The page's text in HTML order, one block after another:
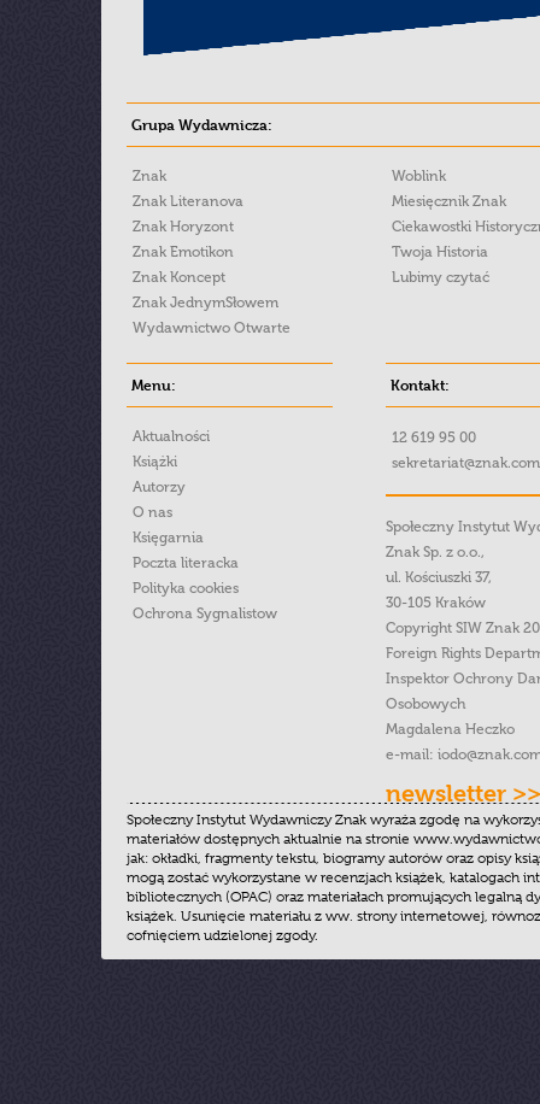
Grupa Wydawnicza:
Znak
Znak Literanova
Znak Horyzont
Znak Emotikon
Znak Koncept
Znak JednymSłowem
Wydawnictwo Otwarte
Woblink
Miesięcznik Znak
Ciekawostki
Twoja Historia
Lubimy czytać
Menu:
Aktualności
Książki
Autorzy
O nas
Księgarnia
Poczta literacka
Polityka cookies
Ochrona Sygnalistow
Kontakt:
12 619 95 00
Społeczny Instytut
Znak Sp. z o.o.,
ul. Kościuszki 37,
30-105 Kraków
Copyright SIW Znak
Foreign Rights
Inspektor Ochrony
Osobowych
Magdalena Heczko
e-mail:
newsletter >>
Społeczny Instytut Wydawniczy Znak wyraża zgodę na
materiałów dostępnych aktualnie na stronie
jak: okładki, fragmenty tekstu, biogramy autorów oraz opisy
mogą zostać wykorzystane w recenzjach książek, katalogach
bibliotecznych (OPAC) oraz materiałach promujących legalną
książek. Usunięcie materiału z ww. strony internetowej,
cofnięciem udzielonej zgody.